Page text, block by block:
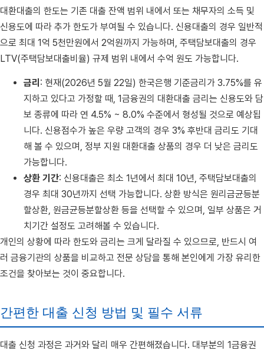
대환대출의 한도는 기존 대출 잔액 범위 내에서 또는 채무자의 소득 및
신용도에 따라 추가 한도가 부여될 수 있습니다. 신용대출의 경우 일반적
으로 최대 1억 5천만원에서 2억원까지 가능하며, 주택담보대출의 경우
LTV(주택담보대출비율) 규제 범위 내에서 수억 원도 가능합니다.
금리 : 현재(2026년 5월 22일) 한국은행 기준금리가 3.75%를 유
지하고 있다고 가정할 때, 1금융권의 대환대출 금리는 신용도와 담
보 종류에 따라 연 4.5% ~ 8.0% 수준에서 형성될 것으로 예상됩
니다. 신용점수가 높은 우량 고객의 경우 3% 후반대 금리도 기대
해 볼 수 있으며, 정부 지원 대환대출 상품의 경우 더 낮은 금리도
가능합니다.
상환 기간: 신용대출은 최소 1년에서 최대 10년, 주택담보대출의
경우 최대 30년까지 선택 가능합니다. 상환 방식은 원리금균등분
할상환, 원금균등분할상환 등을 선택할 수 있으며, 일부 상품은 거
치기간 설정도 고려해볼 수 있습니다.
개인의 상황에 따라 한도와 금리는 크게 달라질 수 있으므로, 반드시 여
러 금융기관의 상품을 비교하고 전문 상담을 통해 본인에게 가장 유리한
조건을 찾아보는 것이 중요합니다.
간편한 대출 신청 방법 및 필수 서류
대출 신청 과정은 과거와 달리 매우 간편해졌습니다. 대부분의 1금융권